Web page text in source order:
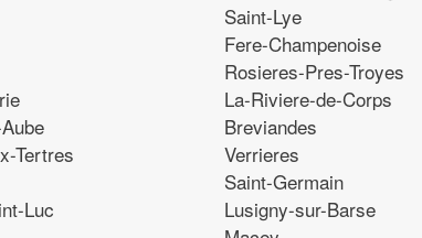
Tertres
Luc
Saint-Lye
Fere-Champenoise
Rosieres-Pres-Troyes
La-Riviere-de-Corps
Breviandes
Verrieres
Saint-Germain
Lusigny-sur-Barse